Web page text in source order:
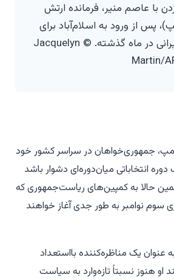
با عاصم منیر، فرمانده ارتش
پس از ورود به اسلام‌آباد برای
گفتگو با مقامات ایرانی در ماه گذشته. © Jacquelyn
Martin/
جمهوری‌خواهان در سراسر کشور خود
دوره انتخاباتی میان‌دوره‌ای دشوار باشد
حالا به کمپین‌های ریاست‌جمهوری که
سوم نوامبر به طور جدی آغاز خواهند
یک مناظره‌کننده بااستعداد
هنوز نسبتاً تازه‌وارد به سیاست